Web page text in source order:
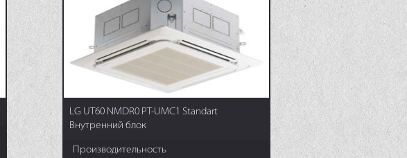
LG UT60 NMDR0 PT-UMC1 Standart
Внутренний блок
Производительность